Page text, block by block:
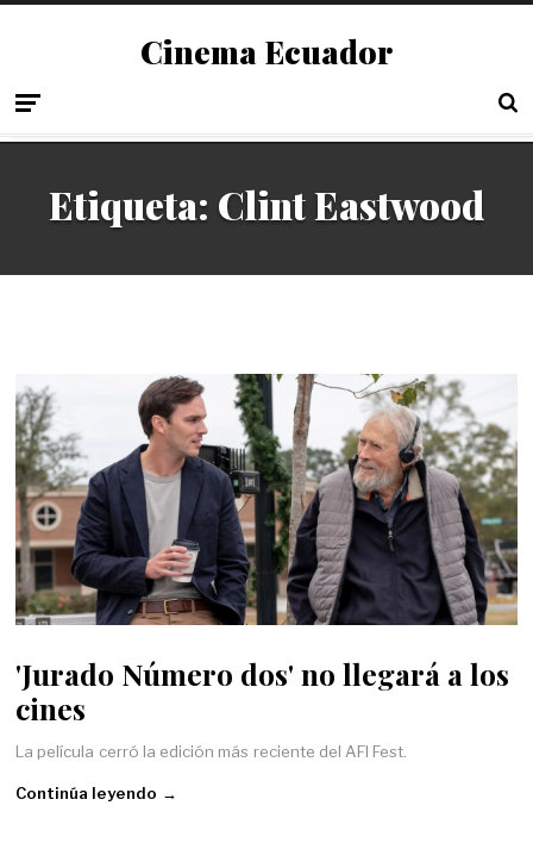
Cinema Ecuador
Etiqueta: Clint Eastwood
'Jurado Número dos' no llegará a los
cines
La película cerró la edición más reciente del AFI Fest.
Continúa leyendo →